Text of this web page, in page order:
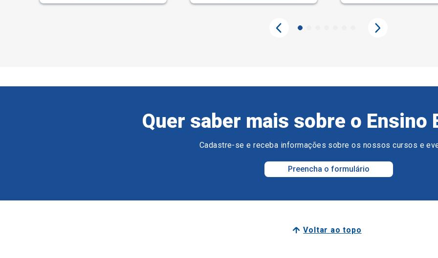
Quer saber mais sobre o Ensino
Cadastre-se e receba informações sobre os nossos cursos e
Preencha o formulário
Voltar ao topo